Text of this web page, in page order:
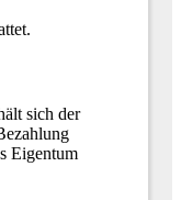
sich der
Eigentum